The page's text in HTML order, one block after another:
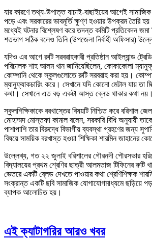
যার কারণে তথ্য-উপাত্ত যাচাই-বাছাইয়ের আগেই
পড়ে এবং সরকারের ভাবমূর্তি ক্ষুণ্ণ হওয়ার উপক্রম তৈরি
মধ্যেই ঘটনার বিশ্লেষণ করে তদন্ত কমিটি প্রতিবেদন জমা
শতভাগ সঠিক বলেও তিনি (উপজেলা নির্বাহী অফিসার)
যদিও এর আগে রুটি সরবরাহকারী প্রতিষ্ঠান আইল্যান্ড
পরিচালক শাহ আলম খান জানিয়েছিলেন, কোকাকোলা
কোম্পানি থেকে স্কুলগুলোতে রুটি সরবরাহ করা হয়।
ম্যানুফ্যাকচারিং করে। সেখানে যদি কোনো মেটাল যায় তা
কথা। সেখানে এত বড় একটা আস্ত ব্লেড থাকার কথা নয়।
স্কুলশিক্ষিকাকে বরখাস্তের বিষয়টি নিশ্চিত করে বরিশাল
মোহাম্মদ মোস্তফা কামাল বলেন, সরকারি বিধি অনুযায়ী
পাশাপাশি তার বিরুদ্ধে বিভাগীয় ব্যবস্থা গ্রহণের জন্য
বিষয়ে সাময়িক বরখাস্ত হওয়া শিক্ষিকা শারমিন জাহানের
উল্লেখ্য, গত ২২ জুলাই বরিশালের গৌরনদী পৌরসভার
বিদ্যালয়ের প্রথম শ্রেণির ছাত্রী আলমতাজ টিফিনের রুটি
ভেতরে একটি ব্লেড দেখতে পাওয়ার কথা শ্রেণিশিক্ষক
সংক্রান্ত একটি ছবি সামাজিক যোগাযোগমাধ্যমে ছড়িয়ে
ব্যাপক আলোচিত হয়।
এই ক্যাটাগরির আরও খবর